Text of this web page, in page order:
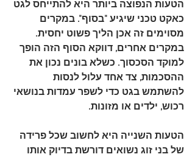
הטעות הנפוצה ביותר היא להתייחס לגט
כאקט טכני שיגיע "בסוף". במקרים
מסוימים זה אכן הליך פשוט יחסית.
במקרים אחרים, דווקא הסוף הזה הופך
למוקד הסכסוך. כשלא בונים נכון את
ההסכמות, צד אחד עלול לנסות
להשתמש בגט כדי לשפר עמדות בנושאי
רכוש, ילדים או מזונות.
הטעות השנייה היא לחשוב שכל פרידה
של בני זוג נשואים דורשת בדיוק אותו